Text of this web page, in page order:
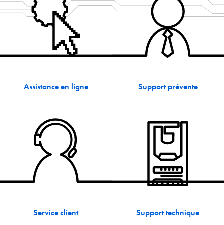
Assistance en ligne Support prévente
Service client Support technique
Politique de confidentialité
Plan du site
iSource Se connecter